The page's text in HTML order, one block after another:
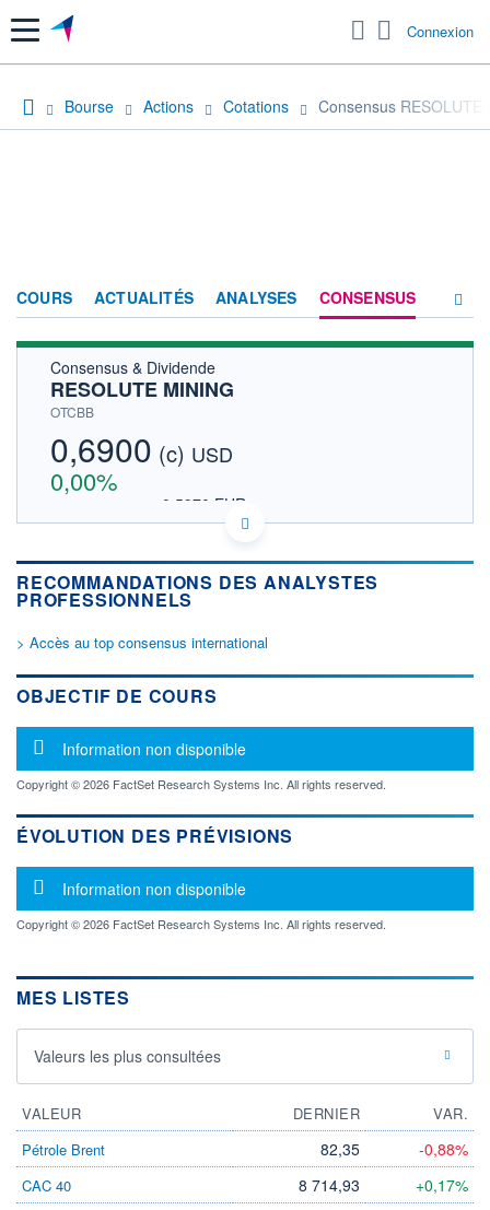
Menu Connexion
Bourse Actions Cotations Consensus RESOLUTE
COURS ACTUALITÉS ANALYSES CONSENSUS
Consensus & Dividende
RESOLUTE MINING
OTCBB
0,6900 (c) USD
0,00%
0,5970 EUR
DONNÉES TEMPS DIFFÉRÉ
Politique d'exécution
Cotation sur les autres places
OUVERTURE CLÔTURE VEILLE
0,0000
0
VALORISATION
LIMITE À LA
BAISSE
0,0000
LIMITE À LA
HAUSSE
0,0000
ESTIMÉ 2026
-
2026
-
ÉCHANGE
05.08.26 / 20:44:27
ÉLIGIBILITÉ
Non éligible
Boursobank
+ PORTEFEUILLE + LISTE
RECOMMANDATIONS DES ANALYSTES
PROFESSIONNELS
> Accès au top consensus international
OBJECTIF DE COURS
Message d'information
Information non disponible
Copyright © 2026 FactSet Research Systems Inc. All rights reserved.
ÉVOLUTION DES PRÉVISIONS
Message d'information
Information non disponible
Copyright © 2026 FactSet Research Systems Inc. All rights reserved.
MES LISTES
Valeurs les plus consultées
VALEUR DERNIER
VAR.
Pétrole Brent
82,35 -0,88%
CAC 40 8 714,93 +0,17%